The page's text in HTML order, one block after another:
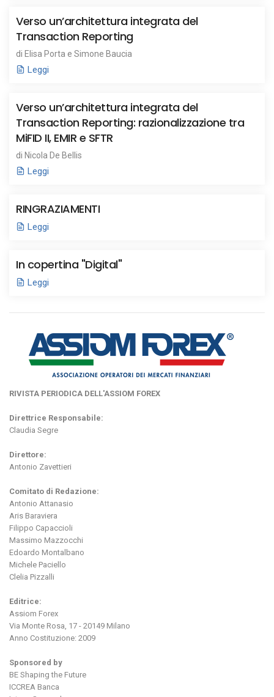
Verso un’architettura integrata del
Transaction Reporting
di Elisa Porta e Simone Baucia
Leggi
Verso un’architettura integrata del
Transaction Reporting: razionalizzazione tra
MiFID II, EMIR e SFTR
di Nicola De Bellis
Leggi
RINGRAZIAMENTI
Leggi
In copertina "Digital"
Leggi
RIVISTA PERIODICA DELL'ASSIOM FOREX
Direttrice Responsabile:
Claudia Segre
Direttore:
Antonio Zavettieri
Comitato di Redazione:
Antonio Attanasio
Aris Baraviera
Filippo Capaccioli
Massimo Mazzocchi
Edoardo Montalbano
Michele Paciello
Clelia Pizzalli
Editrice:
Assiom Forex
Via Monte Rosa, 17 - 20149 Milano
Anno Costituzione: 2009
Sponsored by
BE Shaping the Future
ICCREA Banca